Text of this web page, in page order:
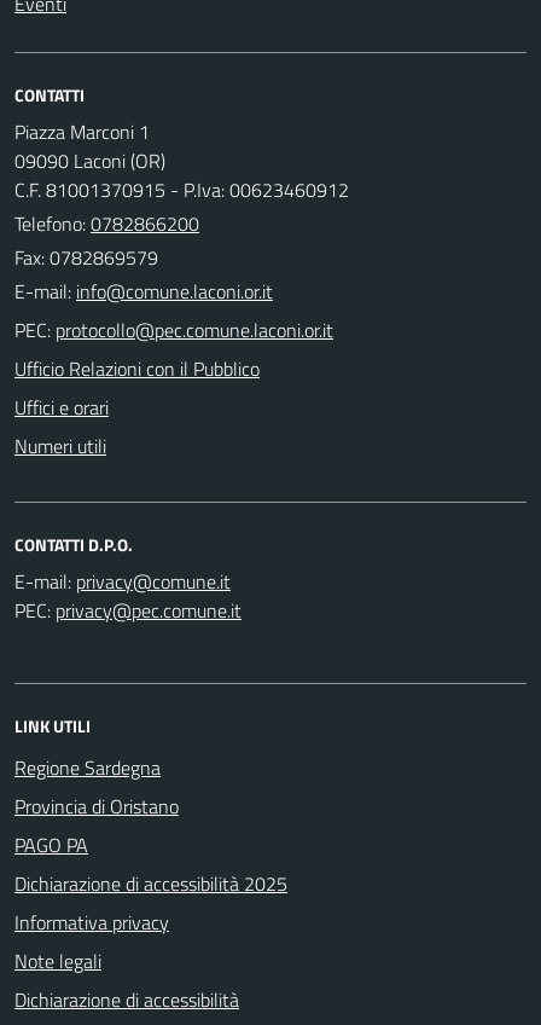
CONTATTI
Piazza Marconi 1
09090 Laconi (OR)
C.F. 81001370915 - P.Iva: 00623460912
Telefono:0782866200
Fax: 0782869579
E-mail:
PEC:
Ufficio Relazioni con il Pubblico
Uffici e orari
Numeri utili
CONTATTI D.P.O.
E-mail:
PEC:
LINK UTILI
Regione Sardegna
Provincia di Oristano
PAGO PA
Dichiarazione di accessibilità 2025
Informativa privacy
Note legali
Dichiarazione di accessibilità